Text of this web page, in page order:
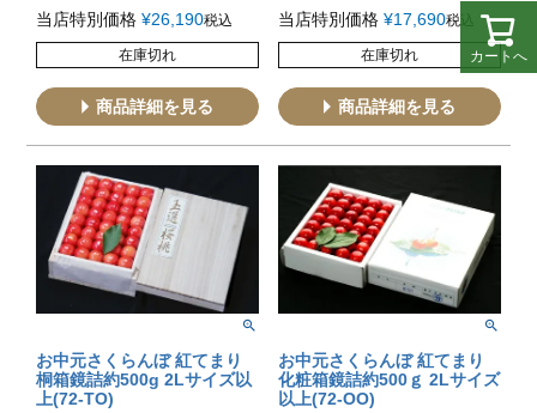
当店特別価格 ¥26,190税込
在庫切れ
商品詳細を見る
当店特別価格 ¥17,690税込
在庫切れ
商品詳細を見る
お中元さくらんぼ 紅てまり
桐箱鏡詰約500g 2Lサイズ以
上(72-TO)
お中元さくらんぼ 紅てまり
化粧箱鏡詰約500ｇ 2Lサイズ
以上(72-OO)
カートへ